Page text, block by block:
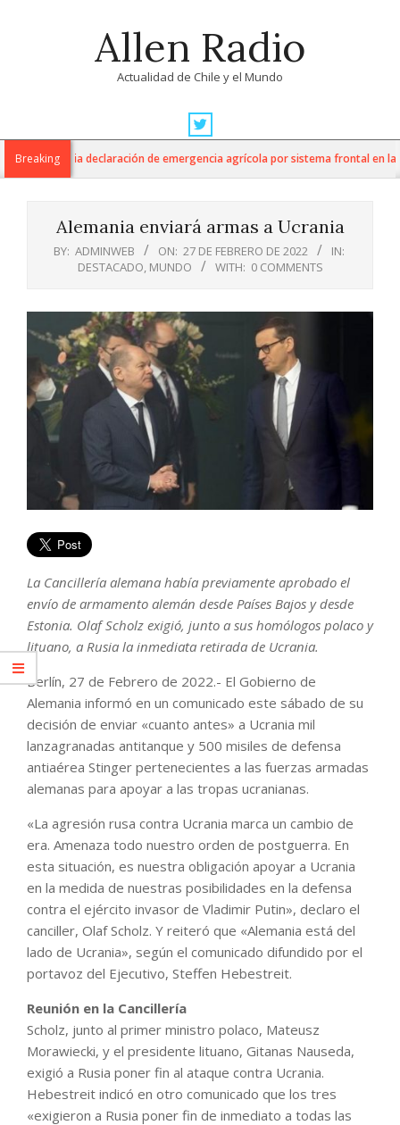
Allen Radio
Actualidad de Chile y el Mundo
Navigation
MenuBreaking
anuncia declaración de emergencia agrícola por sistema frontal en la
Alemania enviará armas a Ucrania
BY: ADMINWEB ON: 27 DE FEBRERO DE 2022
IN:
DESTACADO, MUNDO WITH: 0 COMMENTS
La Cancillería alemana había previamente aprobado el
envío de armamento alemán desde Países Bajos y desde
Estonia. Olaf Scholz exigió, junto a sus homólogos polaco y
lituano, a Rusia la inmediata retirada de Ucrania.
Berlín, 27 de Febrero de 2022.- El Gobierno de
Alemania informó en un comunicado este sábado de su
decisión de enviar «cuanto antes» a Ucrania mil
lanzagranadas antitanque y 500 misiles de defensa
antiaérea Stinger pertenecientes a las fuerzas armadas
alemanas para apoyar a las tropas ucranianas.
«La agresión rusa contra Ucrania marca un cambio de
era. Amenaza todo nuestro orden de postguerra. En
esta situación, es nuestra obligación apoyar a Ucrania
en la medida de nuestras posibilidades en la defensa
contra el ejército invasor de Vladimir Putin», declaro el
canciller, Olaf Scholz. Y reiteró que «Alemania está del
lado de Ucrania», según el comunicado difundido por el
portavoz del Ejecutivo, Steffen Hebestreit.
Reunión en la Cancillería
Scholz, junto al primer ministro polaco, Mateusz
Morawiecki, y el presidente lituano, Gitanas Nauseda,
exigió a Rusia poner fin al ataque contra Ucrania.
Hebestreit indicó en otro comunicado que los tres
«exigieron a Rusia poner fin de inmediato a todas las